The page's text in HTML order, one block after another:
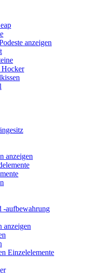
anzeigen
Hocker
anzeigen
-aufbewahrung
anzeigen
Einzelelemente